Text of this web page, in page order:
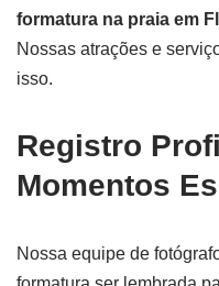
formatura na praia em
Nossas atrações e
isso.
Registro
Momentos
Nossa equipe de